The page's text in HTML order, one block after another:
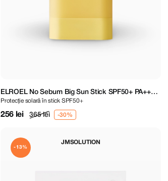
ELROEL No Sebum Big Sun Stick SPF50+ PA++++
19 g
Protecție solară în stick SPF50+
256 lei 365 lei
JMSOLUTION
-13%